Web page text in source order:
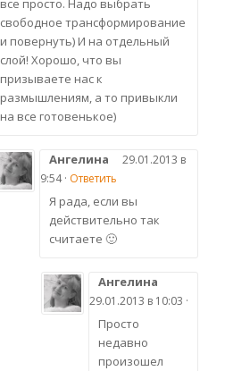
все просто. Надо выбрать
свободное трансформирование
и повернуть) И на отдельный
слой! Хорошо, что вы
призываете нас к
размышлениям, а то привыкли
на все готовенькое)
Ангелина
29.01.2013 в
9:54 · Ответить
Я рада, если вы
действительно так
считаете 🙂
Ангелина
29.01.2013 в 10:03 ·
Просто
недавно
произошел